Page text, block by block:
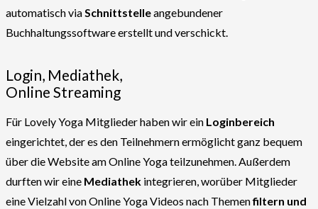
automatisch via Schnittstelleangebundener
Buchhaltungssoftware erstellt und verschickt.
Login, Mediathek,
Online Streaming
Für Lovely Yoga Mitglieder haben wir ein Loginbereich
eingerichtet, der es den Teilnehmern ermöglicht ganz bequem
über die Website am Online Yoga teilzunehmen. Außerdem
durften wir eine Mediathek integrieren, worüber Mitglieder
eine Vielzahl von Online Yoga Videos nach Themenfiltern und